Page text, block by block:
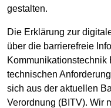
gestalten.
Die Erklärung zur
über die barrierefreie
technischen
sich aus der aktuellen
Verordnung (BITV). Wir